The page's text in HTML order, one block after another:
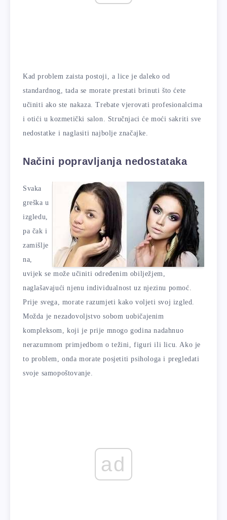
Kad problem zaista postoji, a lice je daleko od
standardnog, tada se morate prestati brinuti što ćete
učiniti ako ste nakaza. Trebate vjerovati profesionalcima
i otići u kozmetički salon. Stručnjaci će moći sakriti sve
nedostatke i naglasiti najbolje značajke.
Načini popravljanja nedostataka
Svaka
greška u
izgledu,
pa čak i
zamišlje
na,
uvijek se može učiniti određenim obilježjem,
naglašavajući njenu individualnost uz njezinu pomoć.
Prije svega, morate razumjeti kako voljeti svoj izgled.
Možda je nezadovoljstvo sobom uobičajenim
kompleksom, koji je prije mnogo godina nadahnuo
nerazumnom primjedbom o težini, figuri ili licu. Ako je
to problem, onda morate posjetiti psihologa i pregledati
svoje samopoštovanje.
ad